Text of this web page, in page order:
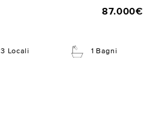
87.000€
3 Locali 1 Bagni